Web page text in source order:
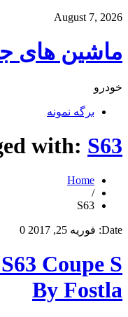
August 7, 2026
ماشین های
خودرو
برگه نمونه
with: S63
Home
/
S63
Date: فوریه 25, 2017 0
Coupe S
By Fostla